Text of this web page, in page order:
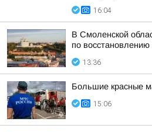
16:04
В Смоленской
по восстановлению
13:36
Большие красные
15:06